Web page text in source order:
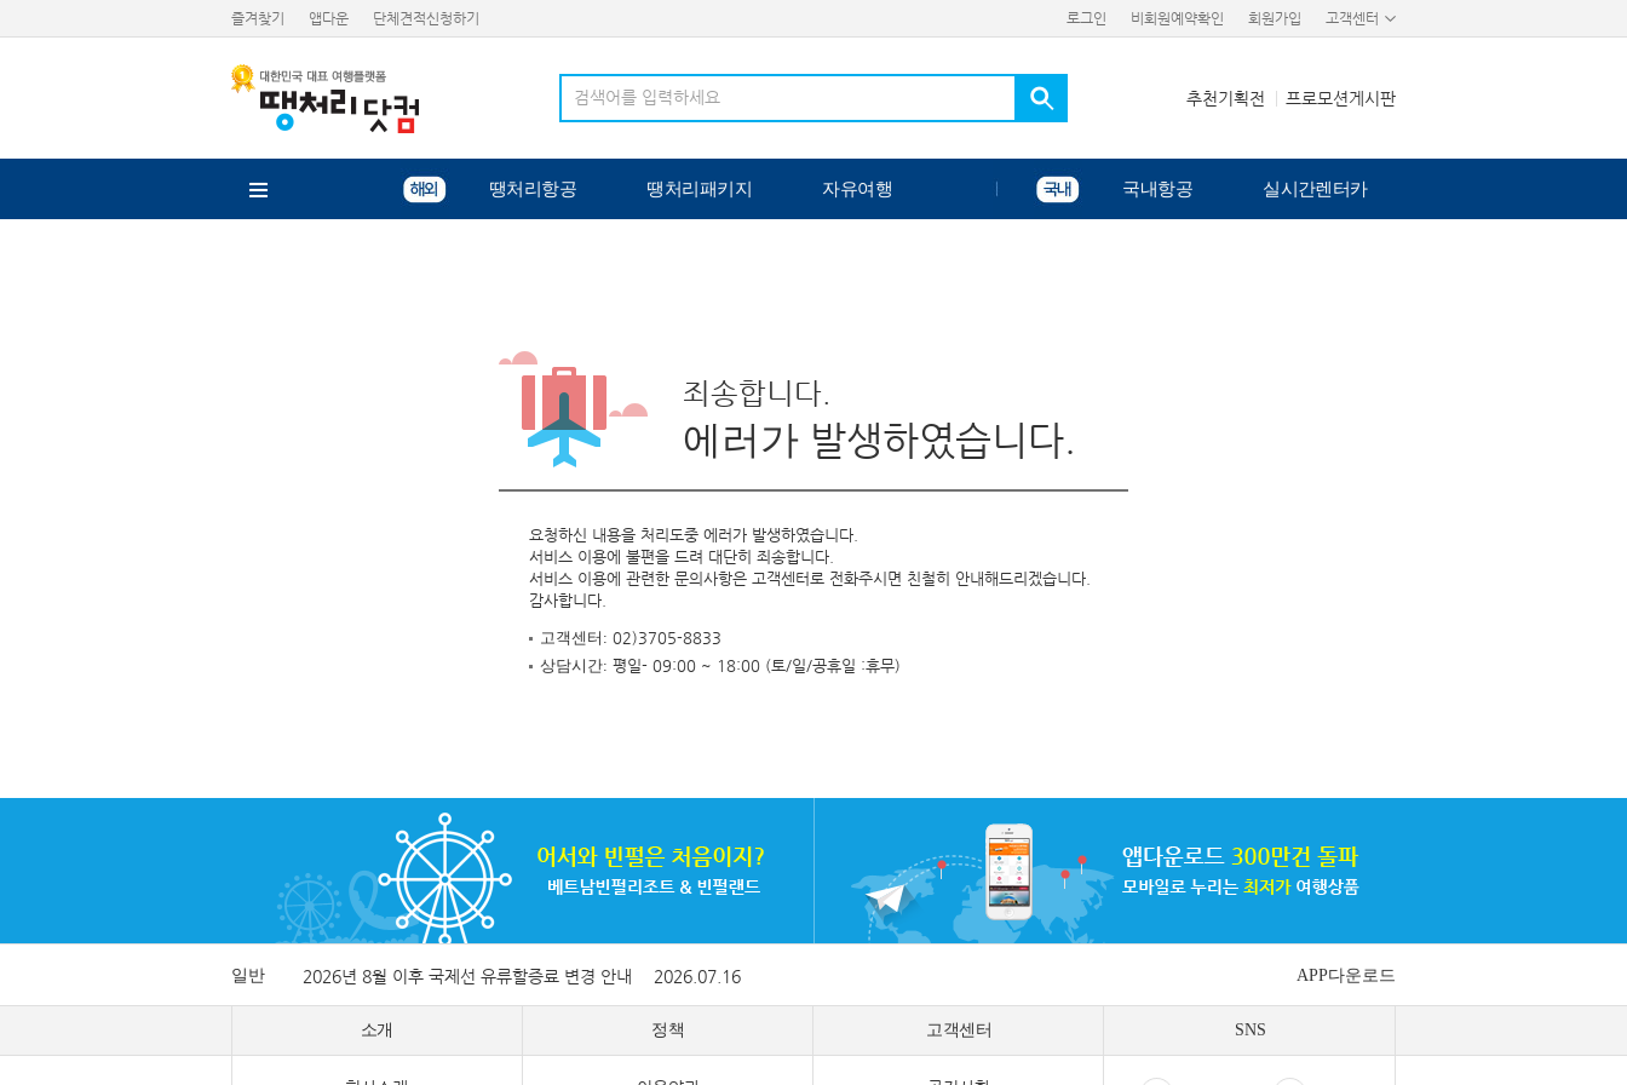
즐겨찾기 앱다운 단체견적신청하기 로그인 비회원예약확인 회원가입 고객센터
추천기획전 프로모션게시판
땡처리항공 땡처리패키지 자유여행 국내항공 실시간렌터카
죄송합니다.
에러가 발생하였습니다.
요청하신 내용을 처리도중 에러가 발생하였습니다.
서비스 이용에 불편을 드려 대단히 죄송합니다.
서비스 이용에 관련한 문의사항은 고객센터로 전화주시면 친철히 안내해드리겠습니다.
감사합니다.
고객센터: 02)3705-8833
상담시간: 평일- 09:00 ~ 18:00 (토/일/공휴일 :휴무)
일반 2026년 8월 이후 국제선 유류할증료 변경 안내 2026.07.16 APP다운로드
소개 정책 고객센터 SNS